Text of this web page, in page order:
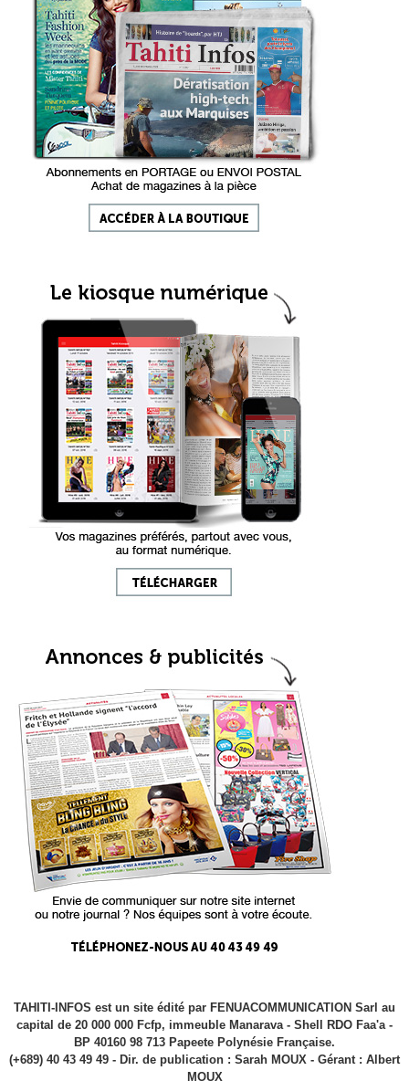
TAHITI-INFOS est un site édité par FENUACOMMUNICATION Sarl au
capital de 20 000 000 Fcfp, immeuble Manarava - Shell RDO Faa'a -
BP 40160 98 713 Papeete Polynésie Française.
(+689) 40 43 49 49 - Dir. de publication : Sarah MOUX - Gérant : Albert
MOUX